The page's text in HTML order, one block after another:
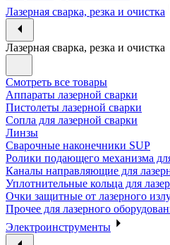
Лазерная сварка, резка и очистка
Лазерная сварка, резка и очистка
Смотреть все товары
Аппараты лазерной сварки
Пистолеты лазерной сварки
Сопла для лазерной сварки
Линзы
Сварочные наконечники SUP
Ролики подающего механизма
Каналы направляющие для
Уплотнительные кольца для
Очки защитные от лазерного
Прочее для лазерного
Электроинструменты